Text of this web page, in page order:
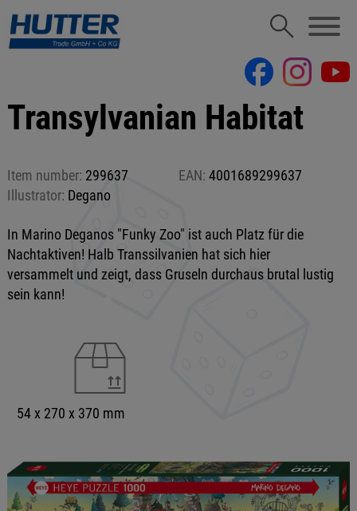
Transylvanian Habitat
Item number: 299637 EAN: 4001689299637
Illustrator: Degano
In Marino Deganos "Funky Zoo" ist auch Platz für die
Nachtaktiven! Halb Transsilvanien hat sich hier
versammelt und zeigt, dass Gruseln durchaus brutal lustig
sein kann!
54 x 270 x 370 mm